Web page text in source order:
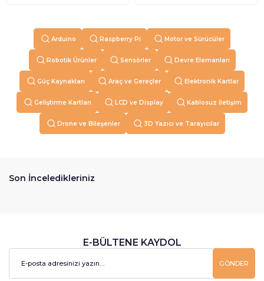
Arduino Raspberry Pi Motor ve Sürücüler
Robotik Ürünler Sensörler Devre Elemanları
Güç Kaynakları Araç ve Gereçler Elektronik Kartlar
Geliştirme Kartları LCD ve Display Kablosuz İletişim
Drone ve Bileşenler 3D Yazıcı ve Tarayıcılar
Son İnceledikleriniz
E-BÜLTENE KAYDOL
GÖNDER